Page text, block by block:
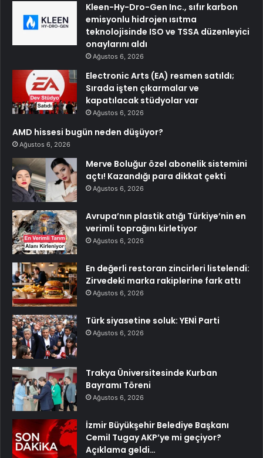
Kleen-Hy-Dro-Gen Inc., sıfır karbon
emisyonlu hidrojen ısıtma
teknolojisinde ISO ve TSSA düzenleyici
onaylarını aldı
Ağustos 6, 2026
Electronic Arts (EA) resmen satıldı;
Sırada işten çıkarmalar ve
kapatılacak stüdyolar var
Ağustos 6, 2026
AMD hissesi bugün neden düşüyor?
Ağustos 6, 2026
Merve Boluğur özel abonelik sistemini
açtı! Kazandığı para dikkat çekti
Ağustos 6, 2026
Avrupa’nın plastik atığı Türkiye’nin en
verimli toprağını kirletiyor
Ağustos 6, 2026
En değerli restoran zincirleri listelendi:
Zirvedeki marka rakiplerine fark attı
Ağustos 6, 2026
Türk siyasetine soluk: YENİ Parti
Ağustos 6, 2026
Trakya Üniversitesinde Kurban
Bayramı Töreni
Ağustos 6, 2026
İzmir Büyükşehir Belediye Başkanı
Cemil Tugay AKP’ye mi geçiyor?
Açıklama geldi…